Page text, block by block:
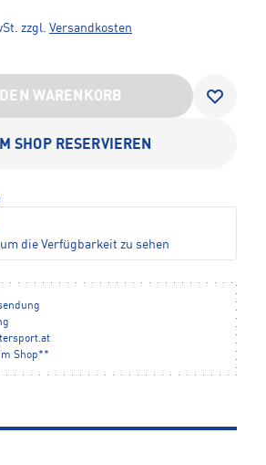
zzgl. Versandkosten
DEN WARENKORB
IM SHOP RESERVIEREN
die Verfügbarkeit zu sehen
Shop**